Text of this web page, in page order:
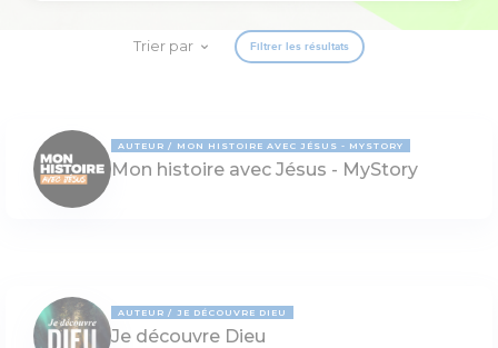
Trier par Filtrer les résultats
AUTEUR MON HISTOIRE AVEC JÉSUS - MYSTORY
Mon histoire avec Jésus - MyStory
AUTEUR JE DÉCOUVRE DIEU
Je découvre Dieu